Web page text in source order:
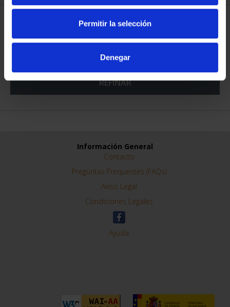
Permitir la selección
Denegar
ORDENAR POR:
REFINAR
Información General
Contacto
Preguntas Frequentes (FAQs)
Aviso Legal
Condiciones Legales